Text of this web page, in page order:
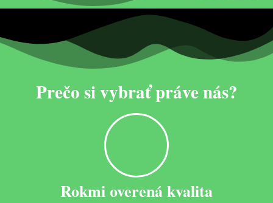
Prečo si vybrať práve nás?
Rokmi overená kvalita